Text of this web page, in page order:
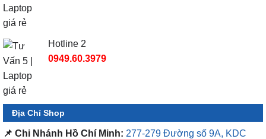
Hotline 2
0949.60.3979
Địa Chỉ Shop
📌 Chi Nhánh Hồ Chí Minh: 277-279 Đường số 9A, KDC